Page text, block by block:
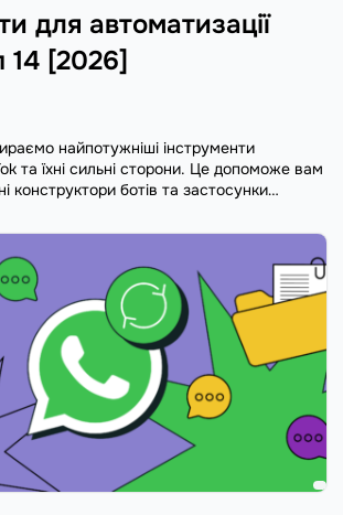
для автоматизації
14 [2026]
найпотужніші інструменти
та їхні сильні сторони. Це допоможе вам
конструктори ботів та застосунки